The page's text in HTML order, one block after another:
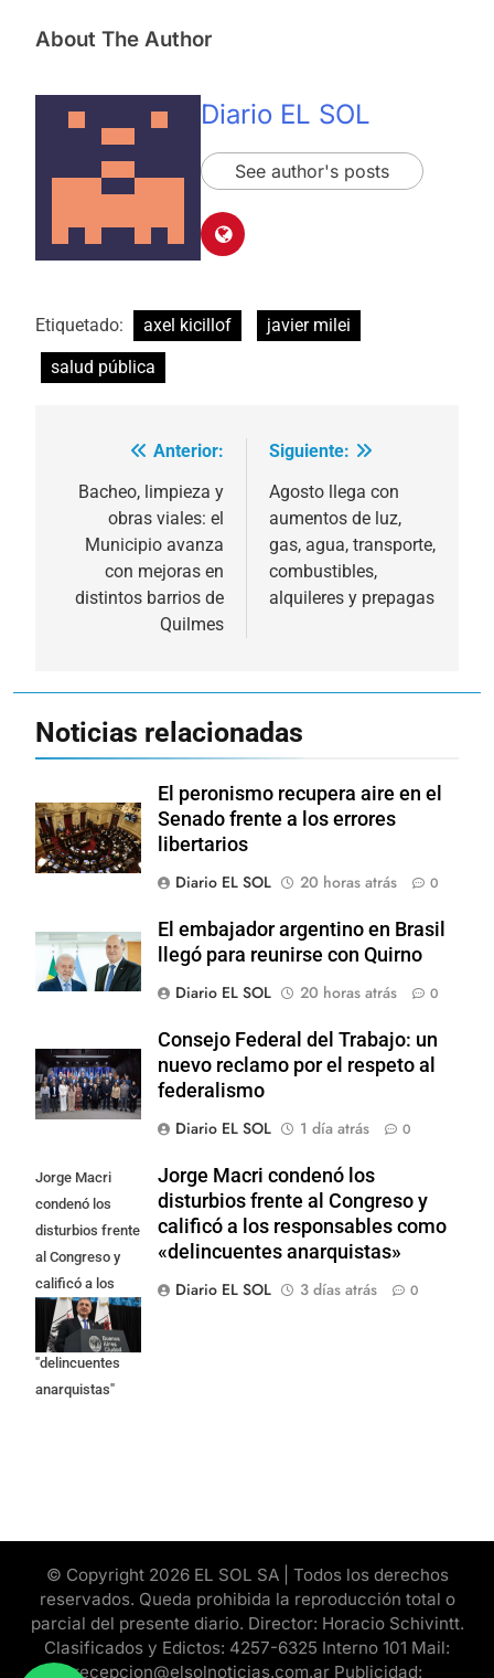
About The Author
Diario EL SOL
See author's posts
Etiquetado: axel kicillof
javier milei
salud pública
Navegación
de
entradas
Anterior:
Bacheo, limpieza y
obras viales: el
Municipio avanza
con mejoras en
distintos barrios de
Quilmes
Siguiente:
Agosto llega con
aumentos de luz,
gas, agua, transporte,
combustibles,
alquileres y prepagas
Noticias relacionadas
El peronismo recupera aire en el
Senado frente a los errores
libertarios
Diario EL SOL
20 horas atrás 0
El embajador argentino en Brasil
llegó para reunirse con Quirno
Diario EL SOL
20 horas atrás 0
Consejo Federal del Trabajo: un
nuevo reclamo por el respeto al
federalismo
Diario EL SOL
1 día atrás 0
Jorge Macri
condenó los
disturbios frente
al Congreso y
calificó a los
responsables
como
"delincuentes
anarquistas"
Jorge Macri condenó los
disturbios frente al Congreso y
calificó a los responsables como
«delincuentes anarquistas»
Diario EL SOL
3 días atrás 0
© Copyright 2026 EL SOL SA | Todos los derechos
reservados. Queda prohibida la reproducción total o
parcial del presente diario. Director: Horacio Schivintt.
Clasificados y Edictos: 4257-6325 Interno 101 Mail:
recepcion@elsolnoticias.com.ar Publicidad: